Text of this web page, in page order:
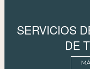
SERVICIOS
DE